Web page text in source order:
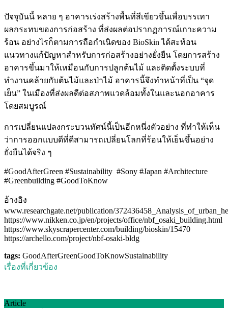
ปัจจุบันนี้ หลาย ๆ อาคารเร่งสร้างพื้นที่สีเขียวขึ้นเพื่อบรรเทา
ผลกระทบของการก่อสร้าง ที่ส่งผลต่อปรากฏการณ์เกาะความ
ร้อน อย่างไรก็ตามการถือกำเนิดของ BioSkin ได้สะท้อน
แนวทางแก้ปัญหาสำหรับการก่อสร้างอย่างยั่งยืน โดยการสร้าง
อาคารขึ้นมาให้เหมือนกับการปลูกต้นไม้ และติดตั้งระบบที่
ทำงานคล้ายกับต้นไม้และป่าไม้ อาคารนี้จึงทำหน้าที่เป็น “จุด
เย็น” ในเมืองที่ส่งผลดีต่อสภาพแวดล้อมทั้งในและนอกอาคาร
โดยสมบูรณ์
การเปลี่ยนแปลงกระบวนทัศน์นี้เป็นอีกหนึ่งตัวอย่าง ที่ทำให้เห็น
ว่าการออกแบบดีที่ดีสามารถเปลี่ยนโลกที่ร้อนให้เย็นขึ้นอย่าง
ยั่งยืนได้จริง ๆ
#GoodAfterGreen #Sustainability #Sony #Japan #Architecture
#Greenbuilding #GoodToKnow
อ้างอิง
www.researchgate.net/publication/
https://www.nikken.co.jp/en/projects/office/nbf_osaki_building.html
https://www.skyscrapercenter.com/building/bioskin/15470
https://archello.com/project/nbf-osaki-bldg
tags: GoodAfterGreenGoodToKnowSustainability
เรื่องที่เกี่ยวข้อง
Article